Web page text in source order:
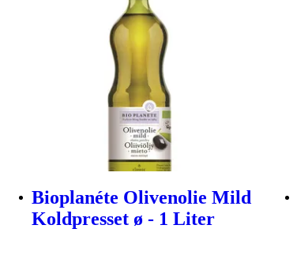
Bioplanéte Olivenolie Mild
Koldpresset ø - 1 Liter